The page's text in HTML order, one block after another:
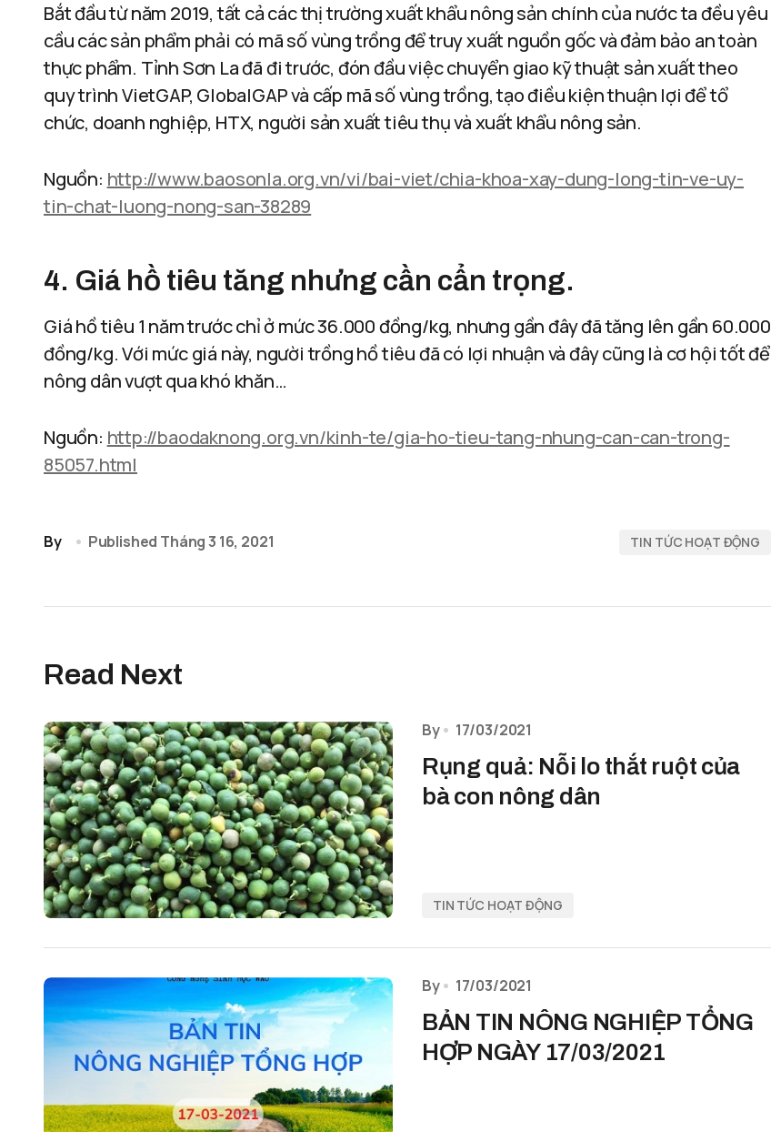
Bắt đầu từ năm 2019, tất cả các thị trường xuất khẩu nông sản chính của nước ta đều yêu
cầu các sản phẩm phải có mã số vùng trồng để truy xuất nguồn gốc và đảm bảo an toàn
thực phẩm. Tỉnh Sơn La đã đi trước, đón đầu việc chuyển giao kỹ thuật sản xuất theo
quy trình VietGAP, GlobalGAP và cấp mã số vùng trồng, tạo điều kiện thuận lợi để tổ
chức, doanh nghiệp, HTX, người sản xuất tiêu thụ và xuất khẩu nông sản.
Nguồn: http://www.baosonla.org.vn/vi/bai-viet/chia-khoa-xay-dung-long-tin-ve-uy-
tin-chat-luong-nong-san-38289
4. Giá hồ tiêu tăng nhưng cần cẩn trọng.
Giá hồ tiêu 1 năm trước chỉ ở mức 36.000 đồng/kg, nhưng gần đây đã tăng lên gần 60.000
đồng/kg. Với mức giá này, người trồng hồ tiêu đã có lợi nhuận và đây cũng là cơ hội tốt để
nông dân vượt qua khó khăn…
Nguồn: http://baodaknong.org.vn/kinh-te/gia-ho-tieu-tang-nhung-can-can-trong-
85057.html
By Published Tháng 3 16, 2021 TIN TỨC HOẠT ĐỘNG
Read Next
By 17/03/2021
Rụng quả: Nỗi lo thắt ruột của
bà con nông dân
TIN TỨC HOẠT ĐỘNG
By 17/03/2021
BẢN TIN NÔNG NGHIỆP TỔNG
HỢP NGÀY 17/03/2021